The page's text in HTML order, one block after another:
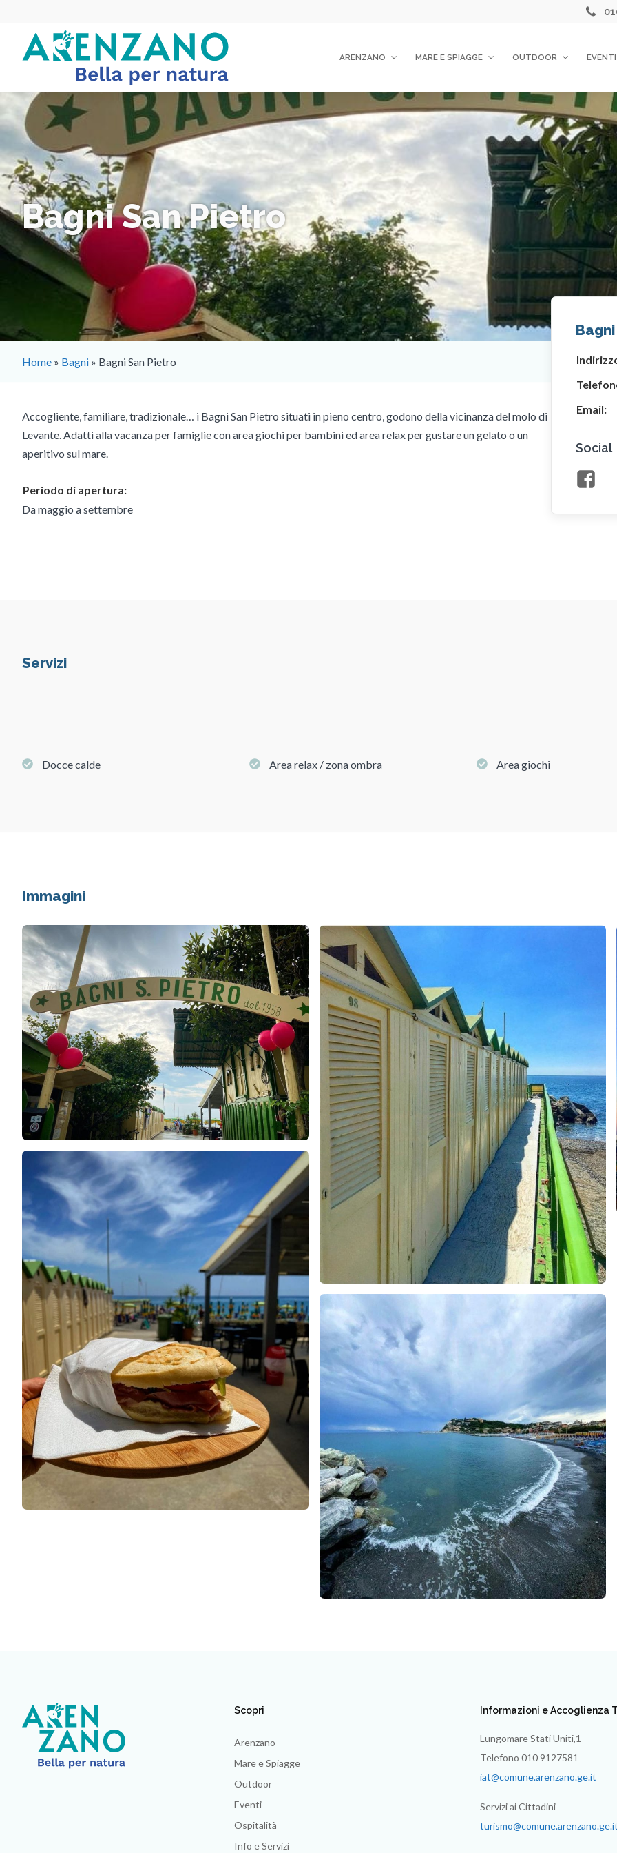
ARENZANO MARE E SPIAGGE OUTDOOR EVENTI
Bagni San Pietro
Home » Bagni » Bagni San Pietro
Accogliente, familiare, tradizionale… i Bagni San Pietro situati in pieno centro, godono della vicinanza del molo di
Levante. Adatti alla vacanza per famiglie con area giochi per bambini ed area relax per gustare un gelato o un
aperitivo sul mare.
Periodo di apertura:
Da maggio a settembre
Email:
Social
Servizi
Docce calde Area relax / zona ombra Area giochi
Immagini
Scopri
Arenzano
Mare e Spiagge
Outdoor
Eventi
Ospitalità
Info e Servizi
Informazioni e Accoglienza
Lungomare Stati Uniti,1
Telefono 010 9127581
iat@comune.arenzano.ge.it
Servizi ai Cittadini
turismo@comune.arenzano.ge.it